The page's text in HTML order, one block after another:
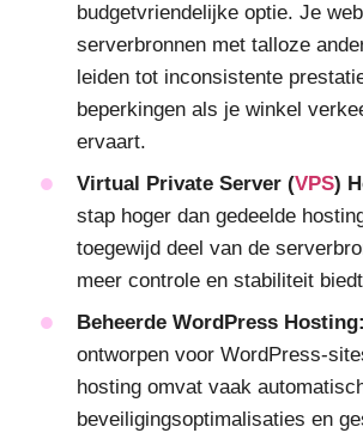
budgetvriendelijke optie. Je
serverbronnen met talloze
leiden tot inconsistente
beperkingen als je winkel
ervaart.
Virtual Private Server (VPS)
stap hoger dan gedeelde
toegewijd deel van de
meer controle en stabiliteit
Beheerde WordPress Hosting:
ontworpen voor WordPress-
hosting omvat vaak
beveiligingsoptimalisaties en